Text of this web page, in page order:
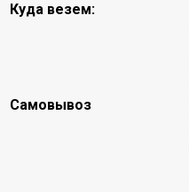
Куда везем:
Самовывоз